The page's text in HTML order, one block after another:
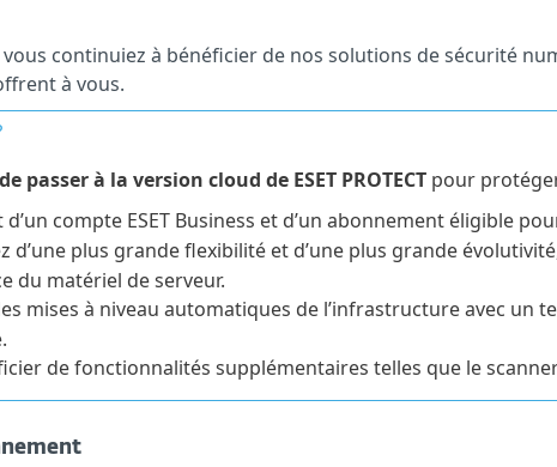
continuiez à bénéficier de nos solutions de sécurité
à vous.
à la version cloud de ESET PROTECT pour
d’un compte ESET Business et d’un abonnement éligible
d’une plus grande flexibilité et d’une plus grande
du matériel de serveur.
mises à niveau automatiques de l’infrastructure avec un
de fonctionnalités supplémentaires telles que le